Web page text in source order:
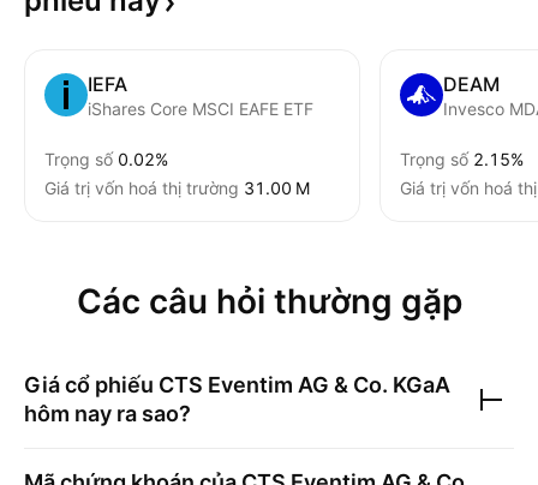
IEFA
iShares Core MSCI EAFE ETF
Trọng số 0.02%
Giá trị vốn hoá thị trường ‪31.00 M‬
DEAM
Invesco
Trọng số 2.15%
Giá trị vốn hoá
Các câu hỏi thường gặp
Giá cổ phiếu CTS Eventim AG & Co. KGaA
hôm nay ra sao?